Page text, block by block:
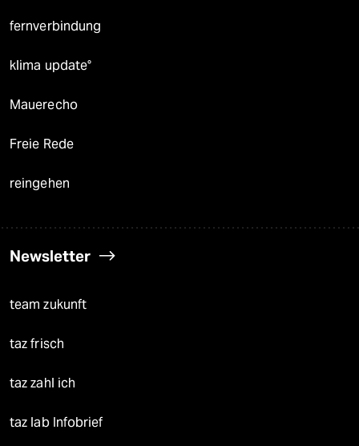
fernverbindung
klima update°
Mauerecho
Freie Rede
reingehen
Newsletter
team zukunft
taz frisch
taz zahl ich
taz lab Infobrief